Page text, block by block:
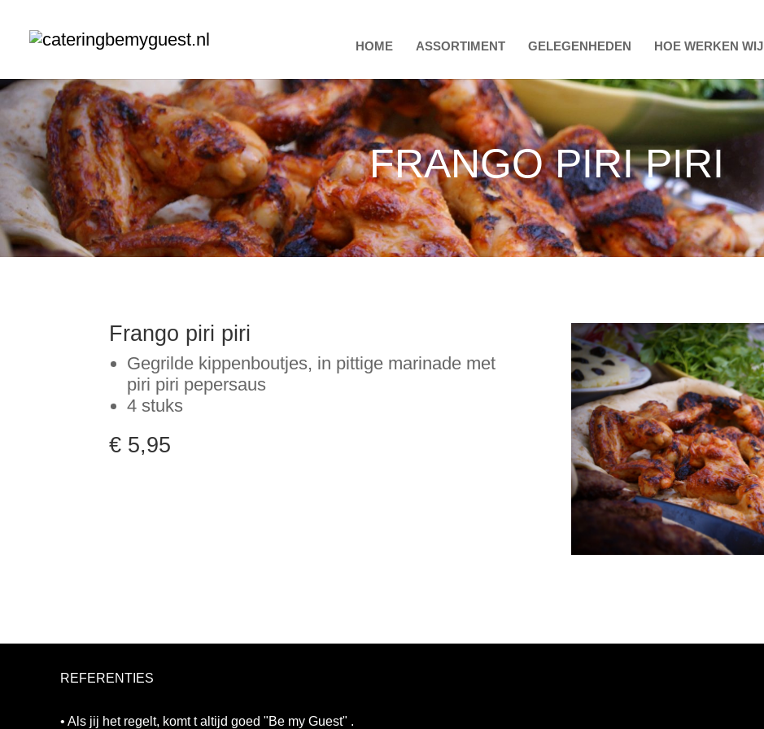
HOME ASSORTIMENT GELEGENHEDEN HOE WERKEN WIJ
FRANGO PIRI PIRI
Frango piri piri
Gegrilde kippenboutjes, in pittige marinade met
piri piri pepersaus
4 stuks
€ 5,95
REFERENTIES
• Als jij het regelt, komt t altijd goed "Be my Guest" .